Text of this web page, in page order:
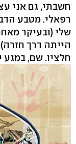
חשבתי, גם אני
רפאלי. מטבע
שלי (ובעיקר
הייתה דרך
חלציו. שם, במגע